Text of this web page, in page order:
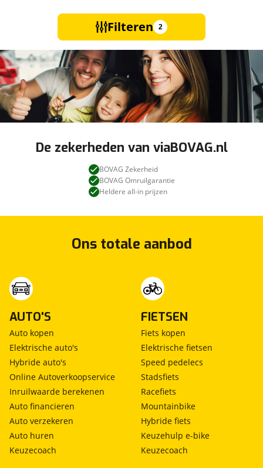
Filteren 2
De zekerheden van viaBOVAG.nl
BOVAG Zekerheid
BOVAG Omruilgarantie
Heldere all-in prijzen
Ons totale aanbod
AUTO'S
Auto kopen
Elektrische auto's
Hybride auto's
Online Autoverkoopservice
Inruilwaarde berekenen
Auto financieren
Auto verzekeren
Auto huren
Keuzecoach
FIETSEN
Fiets kopen
Elektrische fietsen
Speed pedelecs
Stadsfiets
Racefiets
Mountainbike
Hybride fiets
Keuzehulp e-bike
Keuzecoach